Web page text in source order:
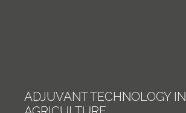
ADJUVANT TECHNOLOGY IN